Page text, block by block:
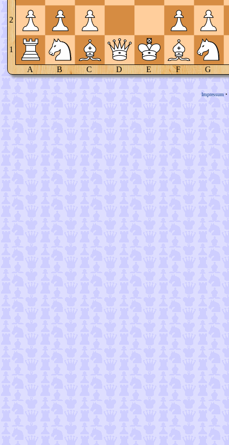
2
1
A B C D E F G
Impressum •